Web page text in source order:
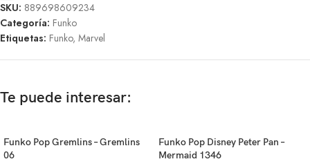
SKU: 889698609234
Categoría: Funko
Etiquetas: Funko, Marvel
Te puede interesar:
Funko Pop Gremlins – Gremlins
06
Funko Pop Disney Peter Pan –
Mermaid 1346